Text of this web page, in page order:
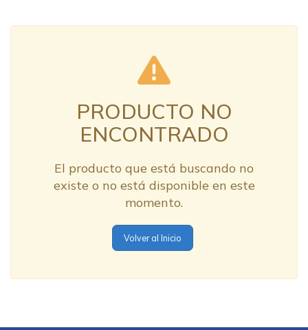
PRODUCTO NO
ENCONTRADO
El producto que está buscando no
existe o no está disponible en este
momento.
Volver al Inicio